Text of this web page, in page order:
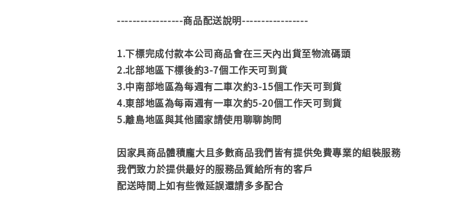
-----------------商品配送說明-----------------
1.下標完成付款本公司商品會在三天內出貨至物流碼頭
2.北部地區下標後約3-7個工作天可到貨
3.中南部地區為每週有二車次約3-15個工作天可到貨
4.東部地區為每兩週有一車次約5-20個工作天可到貨
5.離島地區與其他國家請使用聊聊詢問
因家具商品體積龐大且多數商品我們皆有提供免費專業的組裝服務
我們致力於提供最好的服務品質給所有的客戶
配送時間上如有些微延誤還請多多配合